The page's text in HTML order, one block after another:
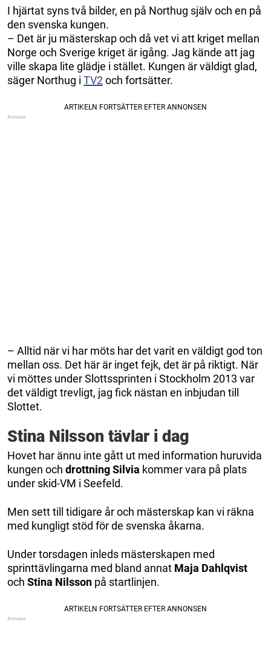
I hjärtat syns två bilder, en på Northug själv och en på
den svenska kungen.
– Det är ju mästerskap och då vet vi att kriget mellan
Norge och Sverige kriget är igång. Jag kände att jag
ville skapa lite glädje i stället. Kungen är väldigt glad,
säger Northug i TV2och fortsätter.
– Alltid när vi har möts har det varit en väldigt god ton
mellan oss. Det här är inget fejk, det är på riktigt. När
vi möttes under Slottssprinten i Stockholm 2013 var
det väldigt trevligt, jag fick nästan en inbjudan till
Slottet.
Stina Nilsson tävlar i dag
Hovet har ännu inte gått ut med information huruvida
kungen och drottning Silvia kommer vara på plats
under skid-VM i Seefeld.
Men sett till tidigare år och mästerskap kan vi räkna
med kungligt stöd för de svenska åkarna.
Under torsdagen inleds mästerskapen med
sprinttävlingarna med bland annat Maja Dahlqvist
och Stina Nilsson på startlinjen.